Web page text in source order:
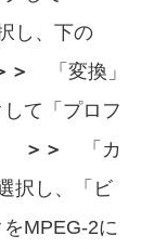
し、下の
＞
「変換」
て「プロフ
＞＞
「カ
択し、「ビ
MPEG-2に